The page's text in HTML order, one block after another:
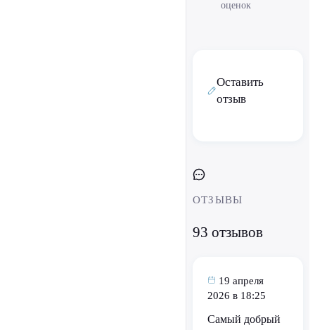
оценок
Оставить
отзыв
ОТЗЫВЫ
93 отзывов
19 апреля
2026 в 18:25
Самый добрый